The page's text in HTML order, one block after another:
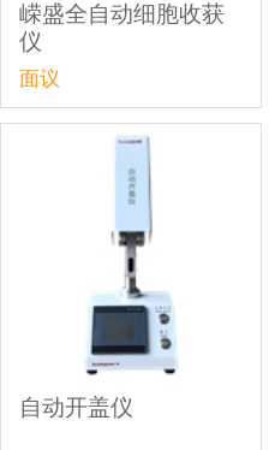
嵘盛全自动细胞收获
仪
面议
自动开盖仪